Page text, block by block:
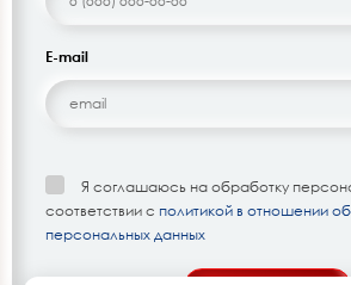
E-mail
Я соглашаюсь на обработку
соответствии с политикой в отношении
персональных данных